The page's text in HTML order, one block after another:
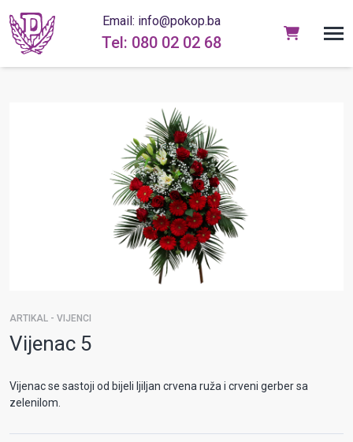
Email: info@pokop.ba
Tel: 080 02 02 68
ARTIKAL - VIJENCI
Vijenac 5
Vijenac se sastoji od bijeli ljiljan crvena ruža i crveni gerber sa
zelenilom.